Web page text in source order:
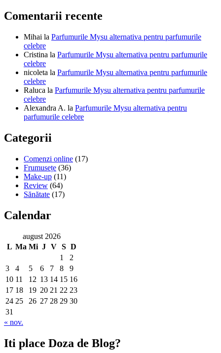
Comentarii recente
Mihai la Parfumurile Mysu alternativa pentru parfumurile
celebre
Cristina la Parfumurile Mysu alternativa pentru parfumurile
celebre
nicoleta la Parfumurile Mysu alternativa pentru parfumurile
celebre
Raluca la Parfumurile Mysu alternativa pentru parfumurile
celebre
Alexandra A. la Parfumurile Mysu alternativa pentru
parfumurile celebre
Categorii
Comenzi online (17)
Frumusețe (36)
Make-up (11)
Review (64)
Sănătate (17)
Calendar
august 2026
L Ma Mi J V S D
1
2
3
4 5 6 7 8
9
10 11 12 13 14 15 16
17 18 19 20 21 22 23
24 25 26 27 28 29 30
31
« nov.
Iti place Doza de Blog?